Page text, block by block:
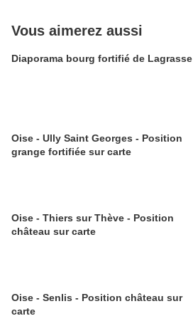
Vous aimerez aussi
Diaporama bourg fortifié de Lagrasse
Oise - Ully Saint Georges - Position
grange fortifiée sur carte
Oise - Thiers sur Thève - Position
château sur carte
Oise - Senlis - Position château sur
carte